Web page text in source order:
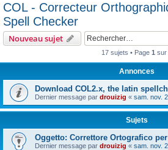
COL - Correcteur
Spell Checker
Nouveau sujet
17 sujets • Page 1 sur
Annonces
Download COL2.x, the latin
Dernier message par drouizig « sam. nov.
Sujets
Oggetto: Correttore Ortografico
Dernier message par drouizig « sam. nov.